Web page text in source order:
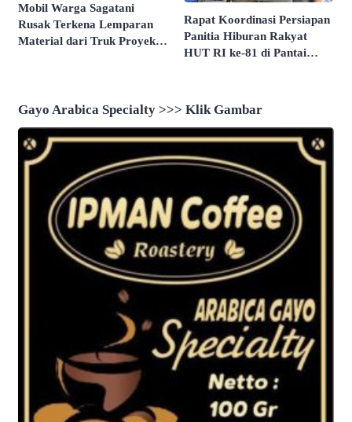
Mobil Warga Sagatani
Rusak Terkena Lemparan
Material dari Truk Proyek
Rapat Koordinasi Persiapan
Panitia Hiburan Rakyat
HUT RI ke-81 di Pantai
Gayo Arabica Specialty >>> Klik Gambar